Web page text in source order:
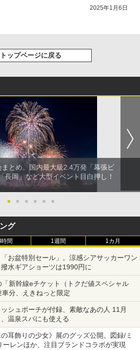
2025年1月6日
トップページに戻る
とめ。国内最大級2.4万発「幕張ビ
長岡」など大型イベント目白押し！
● ● ● ● ● ●
グ
間 1週間 1カ月
お盆特別セール」。涼感シアサッカーワン
水ギアショーツは1990円に
新幹線eチケット（トクだ値スペシャル
分、えきねっと限定
ッシュポーチが付録、素敵なあの人 11月
温泉スパにも使える
耳飾りの少女》展のグッズ公開。図録/ミ
ーレンほか、注目ブランドコラボが実現